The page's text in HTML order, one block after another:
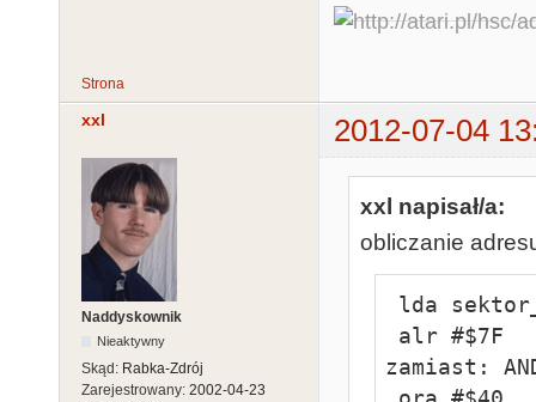
Strona
xxl 2012-07-04
Naddyskownik
Nieaktywny
Skąd: Rabka-Zdrój
Zarejestrowany: 2002-04-23
xxl napisał/a:
obliczanie
zamiast: